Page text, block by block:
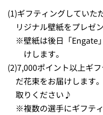
(1)ギフティングしていた
リジナル壁紙をプレゼン
※壁紙は後日「Engate
けします。
(2)7,000ポイント以上ギ
だ花束をお届けします
取りください♪
※複数の選手にギフテ